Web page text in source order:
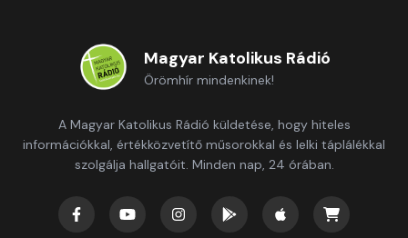
Magyar Katolikus Rádió
Örömhír mindenkinek!
A Magyar Katolikus Rádió küldetése, hogy hiteles
információkkal, értékközvetítő műsorokkal és lelki táplálékkal
szolgálja hallgatóit. Minden nap, 24 órában.